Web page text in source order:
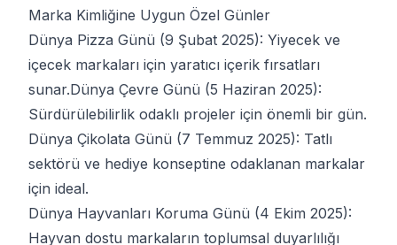
Marka Kimliğine Uygun Özel Günler
Dünya Pizza Günü (9 Şubat 2025): Yiyecek ve
içecek markaları için yaratıcı içerik fırsatları
sunar.Dünya Çevre Günü (5 Haziran 2025):
Sürdürülebilirlik odaklı projeler için önemli bir gün.
Dünya Çikolata Günü (7 Temmuz 2025): Tatlı
sektörü ve hediye konseptine odaklanan markalar
için ideal.
Dünya Hayvanları Koruma Günü (4 Ekim 2025):
Hayvan dostu markaların toplumsal duyarlılığı